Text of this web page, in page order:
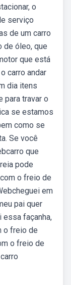
o
serviço
de um carro
de óleo, que
que está
carro andar
dia itens
para travar o
se estamos
como se
Se você
que
pode
o freio de
em
pai quer
essa façanha,
o freio de
o freio de